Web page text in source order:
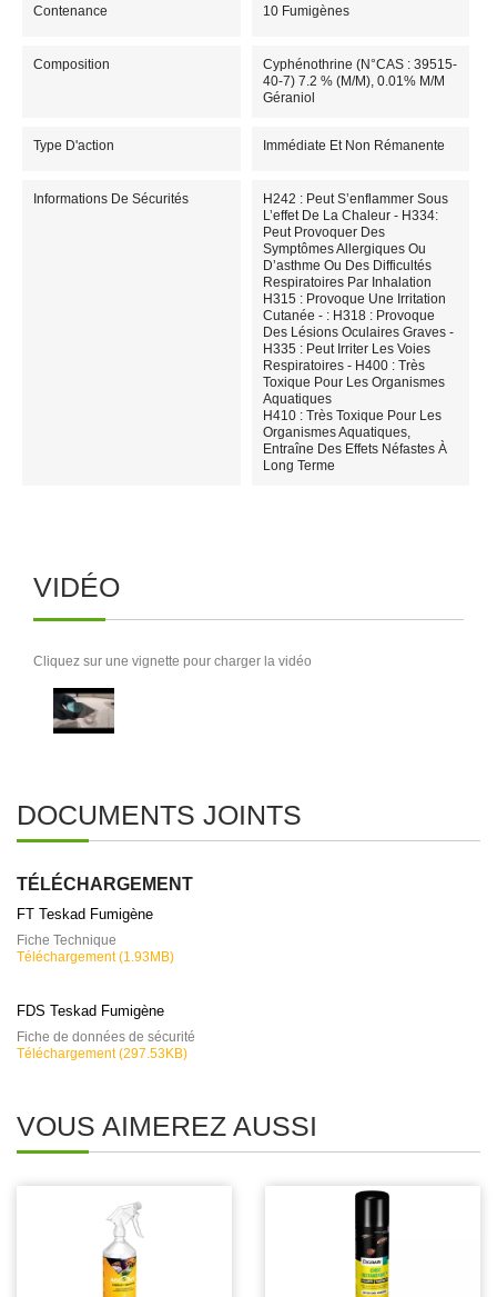
Contenance 10 Fumigènes
Composition
Cyphénothrine (N°CAS : 39515-
40-7) 7.2 % (m/m), 0.01% M/m
Géraniol
Type D'action Immédiate Et Non Rémanente
Informations De Sécurités
H242 : Peut S’enflammer Sous
L’effet De La Chaleur - H334:
Peut Provoquer Des
Symptômes Allergiques Ou
D’asthme Ou Des Difficultés
Respiratoires Par Inhalation
H315 : Provoque Une Irritation
Cutanée - : H318 : Provoque
Des Lésions Oculaires Graves -
H335 : Peut Irriter Les Voies
Respiratoires - H400 : Très
Toxique Pour Les Organismes
Aquatiques
H410 : Très Toxique Pour Les
Organismes Aquatiques,
Entraîne Des Effets Néfastes À
Long Terme
VIDÉO
Cliquez sur une vignette pour charger la vidéo
DOCUMENTS JOINTS
TÉLÉCHARGEMENT
FT Teskad Fumigène
Fiche Technique
Téléchargement (1.93MB)
FDS Teskad Fumigène
Fiche de données de sécurité
Téléchargement (297.53KB)
VOUS AIMEREZ AUSSI